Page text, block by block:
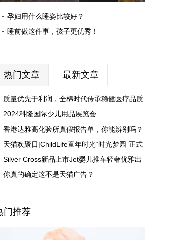
孕妇用什么睡姿比较好？
睡前做这件事，孩子更优秀！
热门文章 最新文章
质量优先于利润，全棉时代传承稳健医疗品质
因
2024科隆国际少儿用品展览会
Kind+Jugend）开幕
香港达雅高化验所真假报告单，你能辨别吗？
天猫欢聚日|ChildLife童年时光“时光梦园”正式
园，邓莎“明星园
Silver Cross新品上市Jet婴儿推车轻奢优雅出
你真的确定这不是天猫广告？
门推荐